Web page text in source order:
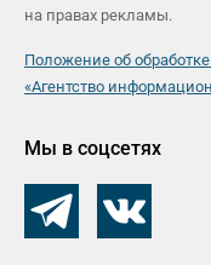
на правах рекламы.
Положение об
«Агентство
Мы в соцсетях